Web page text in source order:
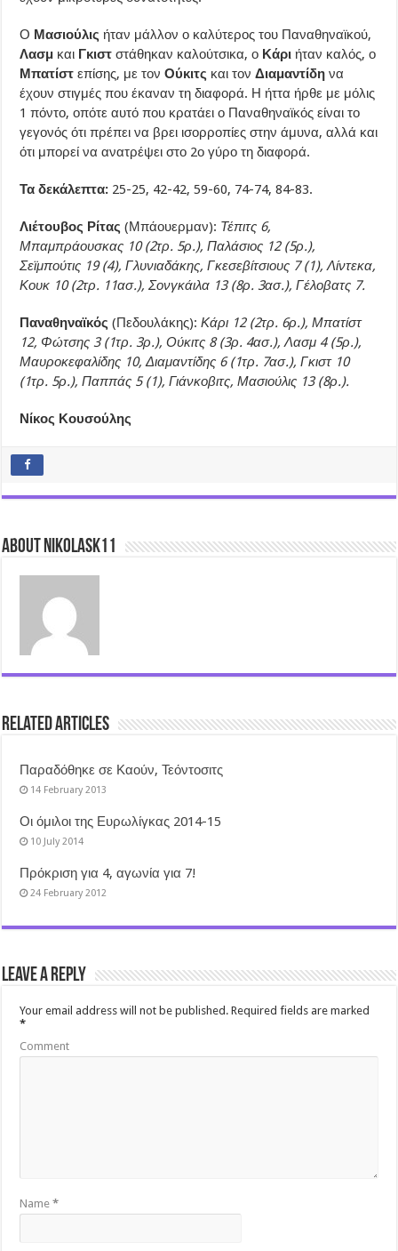
Ο Μασιούλις ήταν μάλλον ο καλύτερος του Παναθηναϊκού,
Λασμ και Γκιστστάθηκαν καλούτσικα, ο Κάρι ήταν καλός, ο
Μπατίστεπίσης, με τονΟύκιτς και τονΔιαμαντίδηνα
έχουν στιγμές που έκαναν τη διαφορά. Η ήττα ήρθε με μόλις
1 πόντο, οπότε αυτό που κρατάει ο Παναθηναϊκός είναι το
γεγονός ότι πρέπει να βρει ισορροπίες στην άμυνα, αλλά και
ότι μπορεί να ανατρέψει στο 2ο γύρο τη διαφορά.
Τα δεκάλεπτα: 25-25, 42-42, 59-60, 74-74, 84-83.
Λιέτουβος Ρίτας (Μπάουερμαν): Τέπιτς 6,
Μπαμπράουσκας 10 (2τρ. 5ρ.), Παλάσιος 12 (5ρ.),
Σεϊμπούτις 19 (4), Γλυνιαδάκης, Γκεσεβίτσιους 7 (1), Λίντεκα,
Κουκ 10 (2τρ. 11ασ.), Σονγκάιλα 13 (8ρ. 3ασ.), Γέλοβατς 7.
Παναθηναϊκός (Πεδουλάκης):Κάρι 12 (2τρ. 6ρ.), Μπατίστ
12, Φώτσης 3 (1τρ. 3ρ.), Ούκιτς 8 (3ρ. 4ασ.), Λασμ 4 (5ρ.),
Μαυροκεφαλίδης 10, Διαμαντίδης 6 (1τρ. 7ασ.), Γκιστ 10
(1τρ. 5ρ.), Παππάς 5 (1), Γιάνκοβιτς, Μασιούλις 13 (8ρ.).
Νίκος Κουσούλης
About nikolask11
Related Articles
Παραδόθηκε σε Καούν, Τεόντοσιτς
14 February 2013
Οι όμιλοι της Ευρωλίγκας 2014-15
10 July 2014
Πρόκριση για 4, αγωνία για 7!
24 February 2012
Leave a Reply
Your email address will not be published. Required fields are marked
*
Comment
Name*